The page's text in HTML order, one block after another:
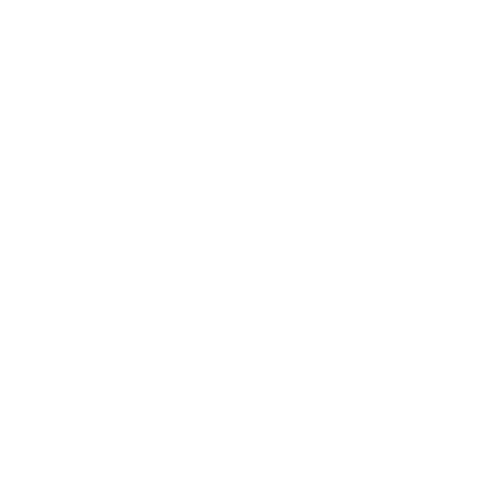
Medien anbieten zu
unserer
wie zum
Diese Cookies